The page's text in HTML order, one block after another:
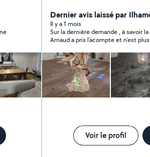
Dernier avis laissé par
Il y a 1 mois
Sur la dernière demande , à savoir
Arnaud a pris l’acompte et n’est
entièrement un piano. Tout cela
contre en terme de ponctualité,
lui. Il vient quand il veut et cela
dans la vie professionnelle
Voir le profil